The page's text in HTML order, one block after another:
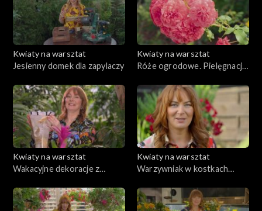
Kwiaty na warsztat
Jesienny domek dla zapylaczy
Kwiaty na warsztat
Róże ogrodowe. Pielęgnacja
Kwiaty na warsztat
Wakacyjne dekoracje z
Kwiaty na warsztat
Warzywniak w kostkach
uprawę własnych warzyw w
małej przestrzeni ogrodu